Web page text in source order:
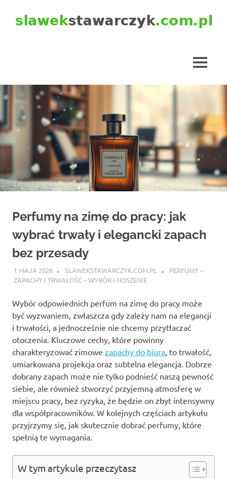
MENU
Perfumy na zimę do pracy: jak
wybrać trwały i elegancki zapach
bez przesady
1 MAJA 2026 SLAWEKSTAWARCZYK.COM.PL
PERFUMY –
ZAPACHY I TRWAŁOŚĆ – WYBÓR I NOSZENIE
Wybór odpowiednich perfum na zimę do pracy może
być wyzwaniem, zwłaszcza gdy zależy nam na elegancji
i trwałości, a jednocześnie nie chcemy przytłaczać
otoczenia. Kluczowe cechy, które powinny
charakteryzować zimowe zapachy do biura, to trwałość,
umiarkowana projekcja oraz subtelna elegancja. Dobrze
dobrany zapach może nie tylko podnieść naszą pewność
siebie, ale również stworzyć przyjemną atmosferę w
miejscu pracy, bez ryzyka, że będzie on zbyt intensywny
dla współpracowników. W kolejnych częściach artykułu
przyjrzymy się, jak skutecznie dobrać perfumy, które
spełnią te wymagania.
W tym artykule przeczytasz